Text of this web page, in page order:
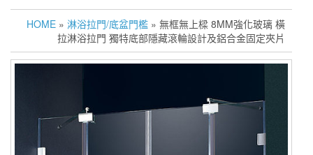
HOME » 淋浴拉門/底盆門檻 » 無框無上樑 8MM強化玻璃 橫
拉淋浴拉門 獨特底部隱藏滾輪設計及鋁合金固定夾片